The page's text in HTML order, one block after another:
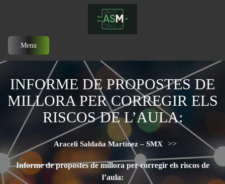
Menu
INFORME DE PROPOSTES DE
MILLORA PER CORREGIR ELS
RISCOS DE L’AULA:
Araceli Saldaña Martinez – SMX >>
Informe de propostes de millora per corregir els riscos de
l’aula: